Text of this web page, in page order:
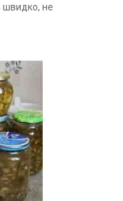
швидко, не